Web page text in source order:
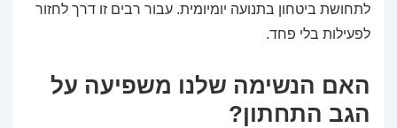
לתחושת ביטחון בתנועה יומיומית. עבור רבים זו דרך לחזור
לפעילות בלי פחד.
האם הנשימה שלנו משפיעה על
הגב התחתון?